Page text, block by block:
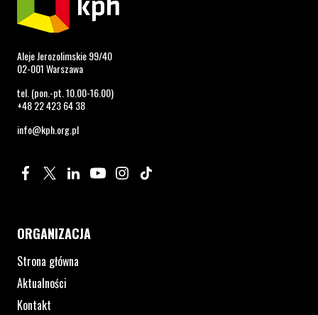
Aleje Jerozolimskie 99/40
02-001 Warszawa
tel. (pon.-pt. 10.00-16.00)
+48 22 423 64 38
info@kph.org.pl
Profil na Facebook. Strona otwiera się w nowym oknie.
Profil na Twitter. Strona otwiera się w nowym oknie.
Profil na LinkedIn. Strona otwiera się w nowym oknie.
Profil na YouTube. Strona otwiera się w nowym
Profil na Instagram. Strona otwiera się
ORGANIZACJA
Strona główna
Aktualności
Kontakt